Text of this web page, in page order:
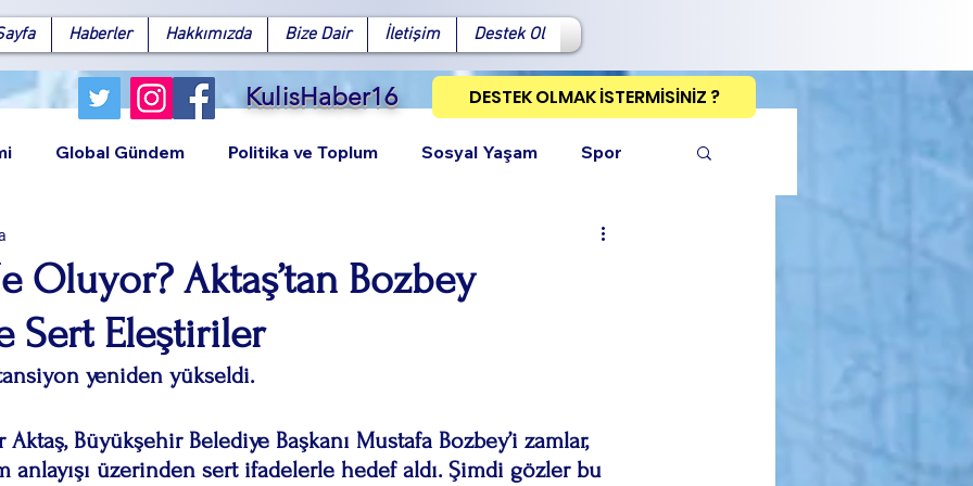
Haberler Hakkımızda Bize Dair İletişim Destek Ol
KulisHaber16 DESTEK OLMAK İSTERMİSİNİZ ?
FacebookX (Twitter)
Global Gündem Politika ve Toplum Sosyal Yaşam Spor
Oluyor? Aktaş’tan Bozbey
Sert Eleştiriler
yeniden yükseldi.
anlayışı üzerinden sert ifadelerle hedef aldı. Şimdi gözler bu